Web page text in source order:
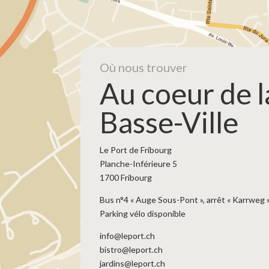
Où nous trouver
Au coeur de
Basse-Ville
Le Port de Fribourg
Planche-Inférieure 5
1700 Fribourg
Bus n°4 « Auge Sous-Pont », arrêt « Karrweg
Parking vélo disponible
info@leport.ch
bistro@leport.ch
jardins@leport.ch